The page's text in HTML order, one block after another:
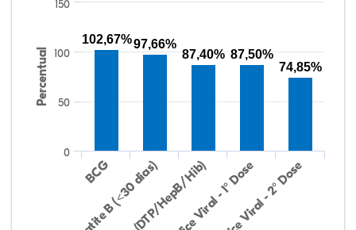
Percentual
BCG
Hepatite B (<30 dias)
Penta (DTP/HepB/Hib)Tríplice Viral - 1° Dose
Tríplice Viral - 2° Dose
0
50
100
150
102,67%97,66%
87,40% 87,50%
74,85%